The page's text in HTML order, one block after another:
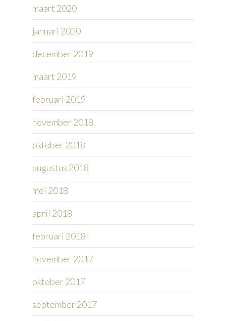
maart 2020
januari 2020
december 2019
maart 2019
februari 2019
november 2018
oktober 2018
augustus 2018
mei 2018
april 2018
februari 2018
november 2017
oktober 2017
september 2017